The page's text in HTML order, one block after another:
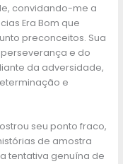
convidando-me a
Era Bom que
preconceitos. Sua
e do
da adversidade,
e
seu ponto fraco,
de amostra
tentativa genuína de